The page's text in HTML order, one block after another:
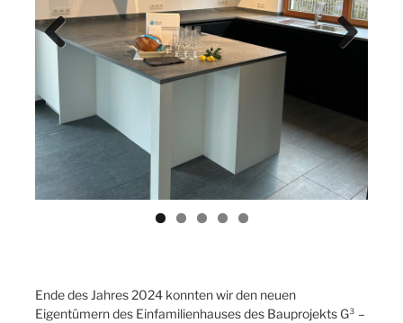
Previ
ous
Ende des Jahres 2024 konnten wir den neuen
Eigentümern des Einfamilienhauses des Bauprojekts G³ –